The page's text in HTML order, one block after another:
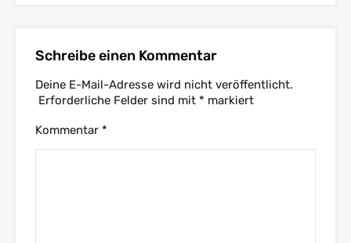
Schreibe einen Kommentar
Deine E-Mail-Adresse wird nicht veröffentlicht.
Erforderliche Felder sind mit * markiert
Kommentar *